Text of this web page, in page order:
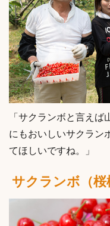
「サクランボと言え
にもおいしいサクラン
てほしいですね。」
サクランボ（桜